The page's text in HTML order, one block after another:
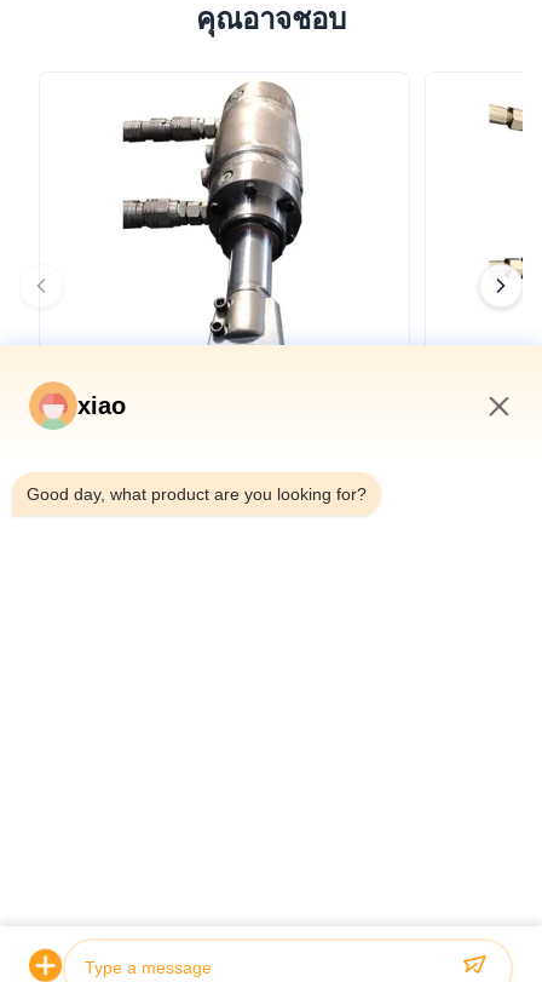
คุณอาจชอบ
Hydraulic Cylinder สําหรับเครื่องเจาะอุโมงค์
xiao
Good day, what product are you looking for?